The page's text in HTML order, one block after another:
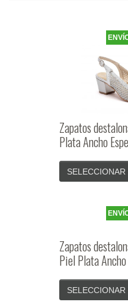
Zapatos
Plata Ancho
Zapatos
Piel Plata